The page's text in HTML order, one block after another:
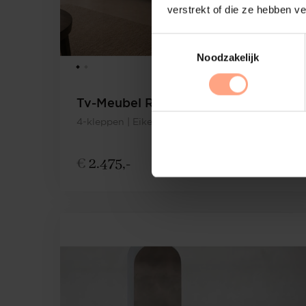
verstrekt of die ze hebben
Noodzakelijk
Tv-Meubel Rockefeller
4-kleppen | Eiken
€ 2.475,-